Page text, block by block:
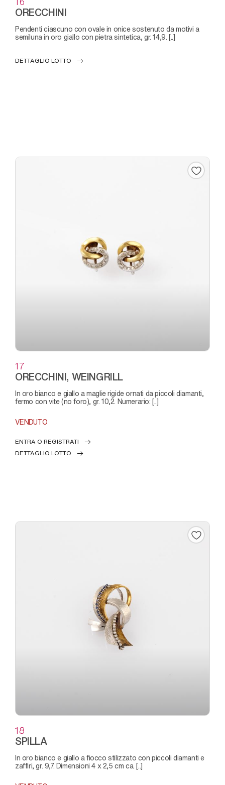
ORECCHINI
pendenti ciascuno con ovale in onice sostenuto da motivi a
semiluna in oro giallo con pietra sintetica, gr. 14,9. [..]
DETTAGLIO LOTTO
17
ORECCHINI, WEINGRILL
in oro bianco e giallo a maglie rigide ornati da piccoli diamanti,
fermo con vite (no foro), gr. 10,2. Numerario: [..]
VENDUTO
ENTRA O REGISTRATI
DETTAGLIO LOTTO
18
SPILLA
in oro bianco e giallo a fiocco stilizzato con piccoli diamanti e
zaffiri, gr. 9,7. Dimensioni 4 x 2,5 cm ca. [..]